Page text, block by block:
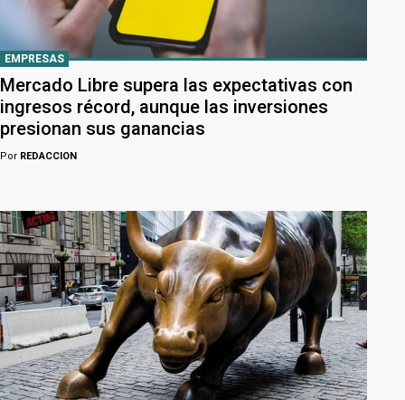
EMPRESAS
Mercado Libre supera las expectativas con
ingresos récord, aunque las inversiones
presionan sus ganancias
Por REDACCION